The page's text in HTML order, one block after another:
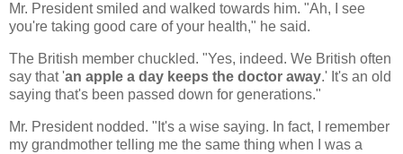
Mr. President smiled and walked towards him. "Ah, I see
you're taking good care of your health," he said.
The British member chuckled. "Yes, indeed. We British often
say that 'an apple a day keeps the doctor away.' It's an old
saying that's been passed down for generations."
Mr. President nodded. "It's a wise saying. In fact, I remember
my grandmother telling me the same thing when I was a